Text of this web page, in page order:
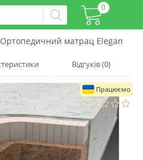
0
та ліжок
Ортопедичний матрац Elegant 1
Відгуків (0)
Працюємо